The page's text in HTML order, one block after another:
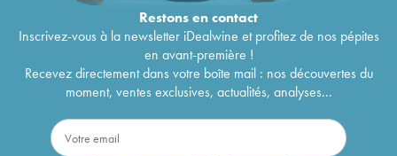
Restons encontact
Inscrivez-vous à la newsletter iDealwine et profitez de nos pépites
en avant-première !
Recevez directement dans votre boîte mail : nos découvertes du
moment, ventes exclusives, actualités, analyses...